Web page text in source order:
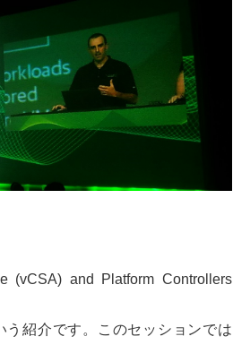
(vCSA) and Platform Controllers
紹介です。このセッションでは